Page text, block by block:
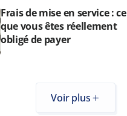
Frais de mise en service : ce
que vous êtes réellement
obligé de payer
Voir plus